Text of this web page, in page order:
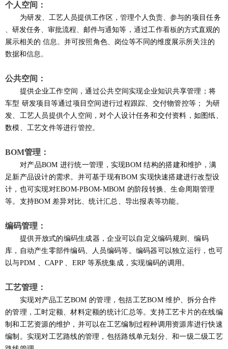
个人空间：
为研发、 工艺人员提供工作区， 管理个人负责、参与的项目任务
、 研发任务、 审批流程、 邮件与通知等， 通过工作看板 的方式直观的
展示相关的 信息。 并可按照角色、 岗位等不同的维度展示所关注的
数据和信息。
公共空间：
提供企业工作空间，通过公共空间实现企业知识共享管理；将
车型 研发项目等通过项目空间进行过程跟踪、交付物管控等； 为研
发、工艺人员提供个人空间，对个人设计任务和交付资料，如图纸、
数模、工艺文件等进行管控。
BOM管理：
对产品BOM 进行统一管理，实现BOM结构的搭建和维护，满
足新产品设计的需求。并可基于现有BOM实现快速搭建进行改型设
计，也可实现对EBOM-PBOM-MBOM 的阶段转换、生命周期管理
等。支持BOM 差异对比、统计汇总、导出报表等功能。
编码管理：
提供开放式的编码生成器，企业可以自定义编码规则、编码
库，自动产生零部件编码、人员编码等。编码器可以独立运行，也可
以与PDM 、 CAPP 、 ERP 等系统集成，实现编码的调用。
工艺管理：
实现对产品工艺BOM 的管理，包括工艺BOM维护、拆分合件
的管理，工时定额、材料定额的统计汇总等。支持工艺卡片的在线编
制和工艺资源的维护，并可以在工艺编制过程种调用资源库进行快速
编制。实现对工艺路线的管理，包括路线单元划分、和一级二级工艺